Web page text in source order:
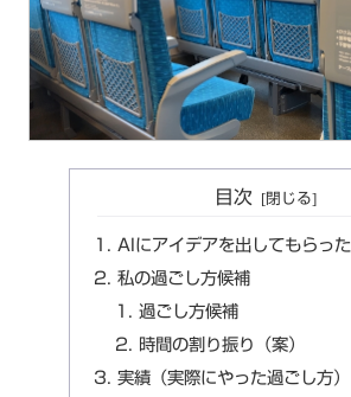
目次
AIにアイデアを出してもらった
私の過ごし方候補
過ごし方候補
時間の割り振り（案）
実績（実際にやった過ごし方）